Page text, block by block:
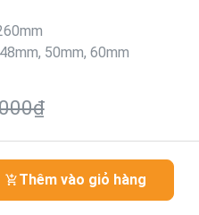
50mm, 60mm
Thêm vào giỏ hàng